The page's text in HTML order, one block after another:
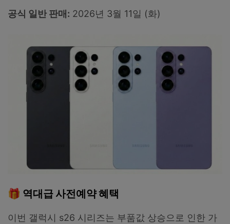
공식 일반 판매: 2026년 3월 11일 (화)
🎁 역대급 사전예약 혜택
이번 갤럭시 s26 시리즈는 부품값 상승으로 인한 가